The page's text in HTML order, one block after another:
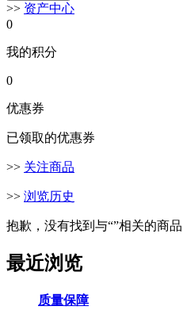
>> 资产中心
0
我的积分
0
优惠券
已领取的优惠券
>> 关注商品
>> 浏览历史
抱歉，没有找到与“”相关的商品
最近浏览
质量保障